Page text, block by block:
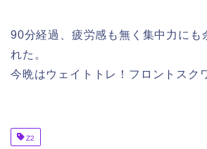
90分経過、疲労感も無く集中力にも
れた。
今晩はウェイトトレ！フロントスク
Z2